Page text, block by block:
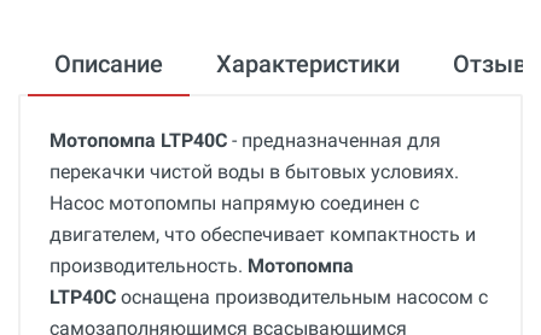
Описание Характеристики
Мотопомпа LTP40C - предназначенная для
перекачки чистой воды в бытовых условиях.
Насос мотопомпы напрямую соединен с
двигателем, что обеспечивает компактность и
производительность. Мотопомпа
LTP40C оснащена производительным насосом с
самозаполняющимся всасывающимся